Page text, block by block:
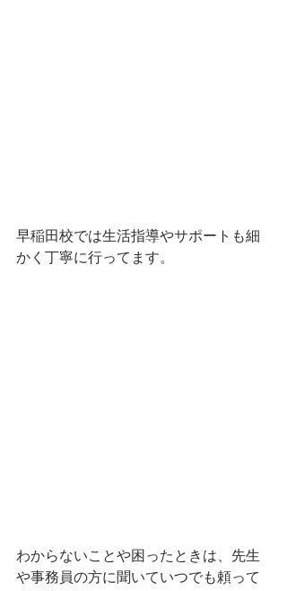
早稲田校では生活指導やサポートも細
かく丁寧に行ってます。
わからないことや困ったときは、先生
や事務員の方に聞いていつでも頼って